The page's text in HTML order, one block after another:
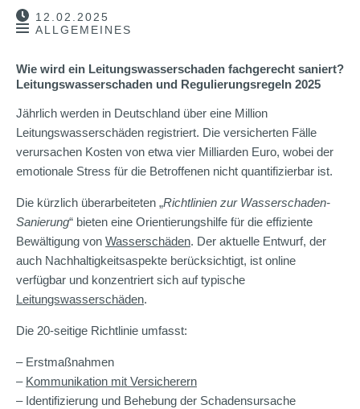
12.02.2025
ALLGEMEINES
Wie wird ein Leitungswasserschaden fachgerecht saniert?
Leitungswasserschaden und Regulierungsregeln 2025
Jährlich werden in Deutschland über eine Million
Leitungswasserschäden registriert. Die versicherten Fälle
verursachen Kosten von etwa vier Milliarden Euro, wobei der
emotionale Stress für die Betroffenen nicht quantifizierbar ist.
Die kürzlich überarbeiteten „Richtlinien zur Wasserschaden-
Sanierung“ bieten eine Orientierungshilfe für die effiziente
Bewältigung von Wasserschäden. Der aktuelle Entwurf, der
auch Nachhaltigkeitsaspekte berücksichtigt, ist online
verfügbar und konzentriert sich auf typische
Leitungswasserschäden.
Die 20-seitige Richtlinie umfasst:
– Erstmaßnahmen
– Kommunikation mit Versicherern
– Identifizierung und Behebung der Schadensursache